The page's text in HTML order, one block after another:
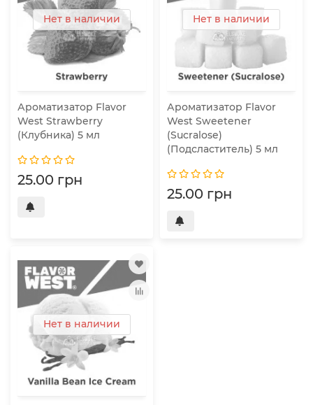
Нет в наличии
Ароматизатор Flavor
West Strawberry
(Клубника) 5 мл
25.00 грн
Нет в наличии
Ароматизатор Flavor
West Sweetener
(Sucralose)
(Подсластитель) 5 мл
25.00 грн
Нет в наличии